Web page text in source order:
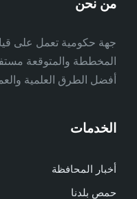
من نحن
جهة حكومية تعمل على
المخططة والمتوقعة
أفضل الطرق العلمية
الخدمات
أخبار المحافظة
حمص بلدنا